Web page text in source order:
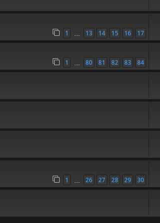
1 13 14 15 16 17
1 80 81 82 83 84
1 26 27 28 29 30